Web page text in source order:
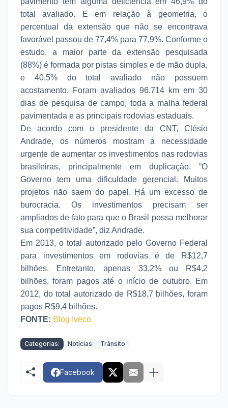
total avaliado. E em relação à geometria, o
percentual da extensão que não se encontrava
favorável passou de 77,4% para 77,9%. Conforme o
estudo, a maior parte da extensão pesquisada
(88%) é formada por pistas simples e de mão dupla,
e 40,5% do total avaliado não possuem
acostamento. Foram avaliados 96.714 km em 30
dias de pesquisa de campo, toda a malha federal
pavimentada e as principais rodovias estaduais.
De acordo com o presidente da CNT, Clésio
Andrade, os números mostram a necessidade
urgente de aumentar os investimentos nas rodovias
brasileiras, principalmente em duplicação. “O
Governo tem uma dificuldade gerencial. Muitos
projetos não saem do papel. Há um excesso de
burocracia. Os investimentos precisam ser
ampliados de fato para que o Brasil possa melhorar
sua competitividade”, diz Andrade.
Em 2013, o total autorizado pelo Governo Federal
para investimentos em rodovias é de R$12,7
bilhões. Entretanto, apenas 33,2% ou R$4,2
bilhões, foram pagos até o início de outubro. Em
2012, do total autorizado de R$18,7 bilhões, foram
pagos R$9,4 bilhões.
FONTE: Blog Iveco
Categorias: Notícias Trânsito
Facebook